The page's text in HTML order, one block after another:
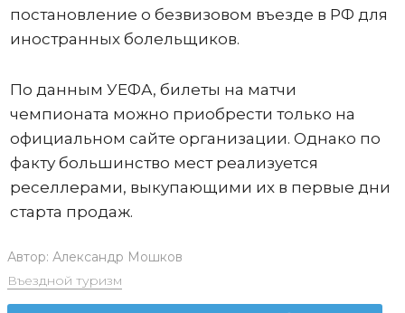
постановление о безвизовом въезде в РФ для
иностранных болельщиков.
По данным УЕФА, билеты на матчи
чемпионата можно приобрести только на
официальном сайте организации. Однако по
факту большинство мест реализуется
реселлерами, выкупающими их в первые дни
старта продаж.
Автор: Александр Мошков
Въездной туризм